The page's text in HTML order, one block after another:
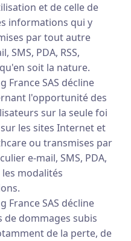
et de celle de
informations qui y
par tout autre
SMS, PDA, RSS,
soit la nature.
France SAS décline
l'opportunité des
sur la seule foi
les sites Internet et
ou transmises par
e-mail, SMS, PDA,
les modalités
France SAS décline
dommages subis
de la perte, de